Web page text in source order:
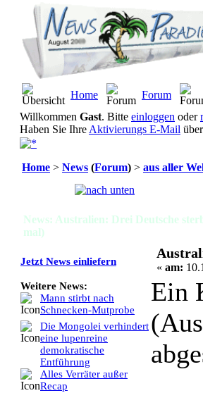
Home Forum
Willkommen Gast. Bitte einloggen oder
Haben Sie Ihre Aktivierungs E-Mail
Home > News (Forum) > aus aller
News: Australien: Drei Deutsche
mal)
Jetzt News einliefern
Weitere News:
Mann stirbt nach
Schnecken-Mutprobe
Die Mongolei verhindert
eine lupenreine
demokratische
Entführung
Alles Verräter außer
Recap
« am:
Ein